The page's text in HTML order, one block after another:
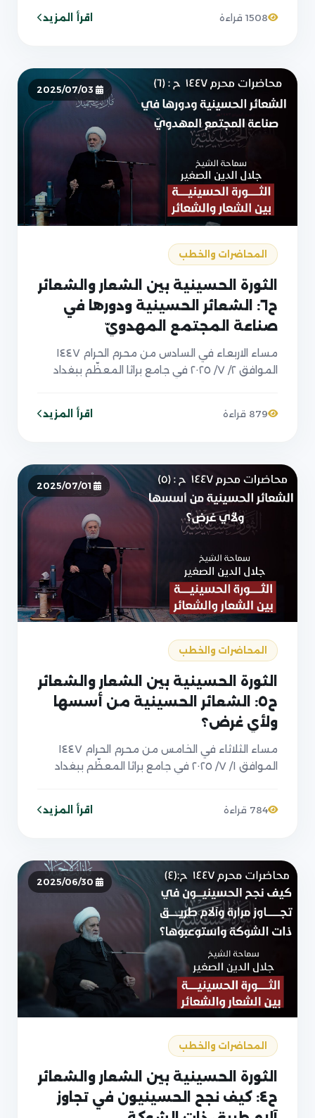
1508 قراءة اقرأ المزيد
المحاضرات والخطب
الثورة الحسينية بين الشعار والشعائر
ح٦: الشعائر الحسينية ودورها في
صناعة المجتمع المهدويّ
مساء الاربعاء في السادس من محرم الحرام ١٤٤٧
الموافق ٢/ ٧/ ٢٠٢٥ في جامع براثا المعظّم ببغداد
879 قراءة اقرأ المزيد
المحاضرات والخطب
الثورة الحسينية بين الشعار والشعائر
ح٥: الشعائر الحسينية من أسسها
ولأي غرض؟
مساء الثلاثاء في الخامس من محرم الحرام ١٤٤٧
الموافق ١/ ٧/ ٢٠٢٥ في جامع براثا المعظّم ببغداد
784 قراءة اقرأ المزيد
المحاضرات والخطب
الثورة الحسينية بين الشعار والشعائر
ح٤: كيف نجح الحسينيون في تجاوز